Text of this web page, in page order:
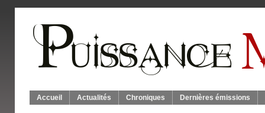
Accueil Actualités Chroniques Dernières émissions